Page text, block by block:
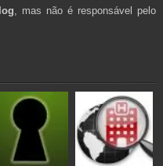
, mas não é responsável pelo